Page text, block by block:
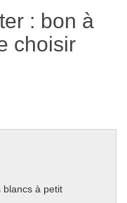
: bon à
choisir
blancs à petit